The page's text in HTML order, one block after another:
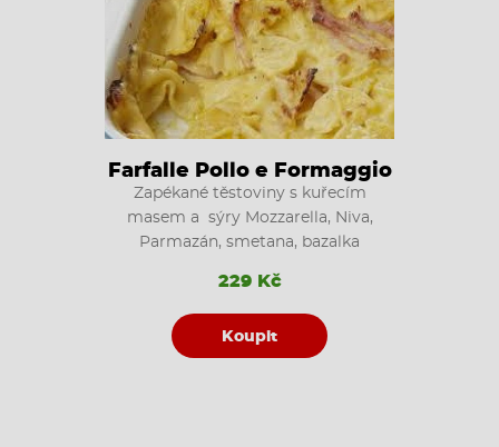
Farfalle Pollo e Formaggio
Zapékané těstoviny s kuřecím
masem a sýry Mozzarella, Niva,
Parmazán, smetana, bazalka
229 Kč
Koupit